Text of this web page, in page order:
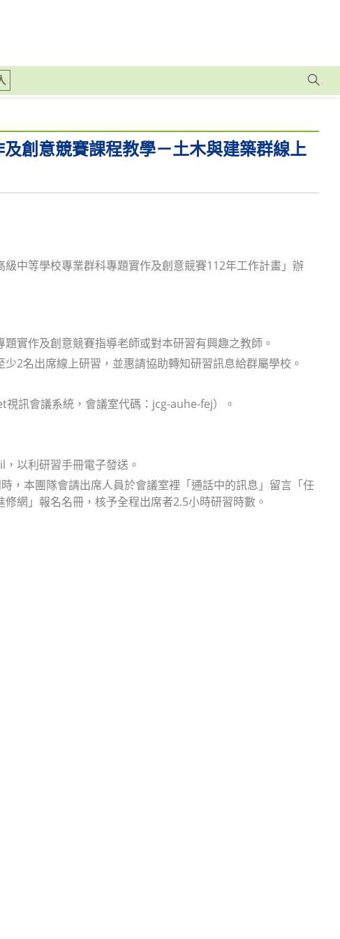
創意競賽課程教學－土木與建築群線上
中等學校專業群科專題實作及創意競賽112年工作計畫」辦
實作及創意競賽指導老師或對本研習有興趣之教師。
2名出席線上研習，並惠請協助轉知研習訊息給群屬學校。
訊會議系統，會議室代碼：jcg-auhe-fej）。
以利研習手冊電子發送。
，本團隊會請出席人員於會議室裡「通話中的訊息」留言「任
網」報名名冊，核予全程出席者2.5小時研習時數。